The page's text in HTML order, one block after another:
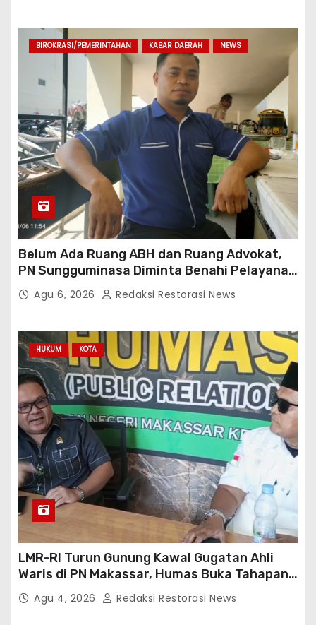
BIROKRASI/PEMERINTAHAN KABAR DAERAH NEWS
Belum Ada Ruang ABH dan Ruang Advokat,
PN Sungguminasa Diminta Benahi Pelayanan
PublikAgu 6, 2026 Redaksi Restorasi News
HUKUM KOTA
LMR-RI Turun Gunung Kawal Gugatan Ahli
Waris di PN Makassar, Humas Buka Tahapan
Persidangan
Agu 4, 2026 Redaksi Restorasi News